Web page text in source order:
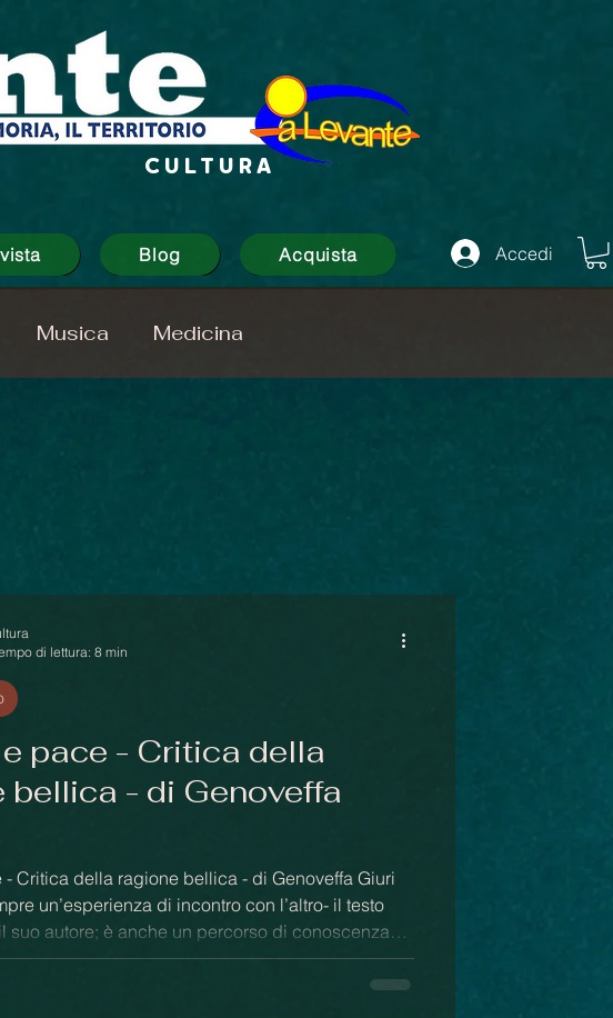
Blog Acquista Accedi
CULTURA
Musica Medicina
pace - Critica della
bellica - di Genoveffa
- Critica della ragione bellica - di Genoveffa Giuri
un’esperienza di incontro con l’altro- il testo
suo autore; è anche un percorso di conoscenza
quanto più il lettore riesce a uscire da se
visione del mondo, per porsi in un
di lettura: 8 min